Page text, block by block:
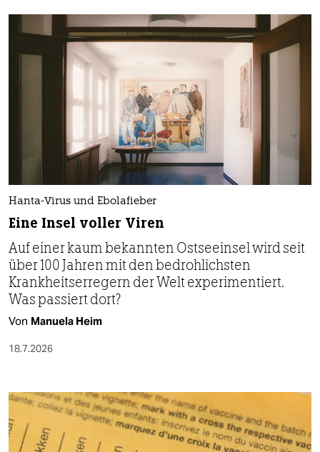
Hanta-Virus und Ebolafieber
Eine Insel voller Viren
Auf einer kaum bekannten Ostseeinsel wird seit
über 100 Jahren mit den bedrohlichsten
Krankheitserregern der Welt experimentiert.
Was passiert dort?
Von Manuela Heim
18.7.2026